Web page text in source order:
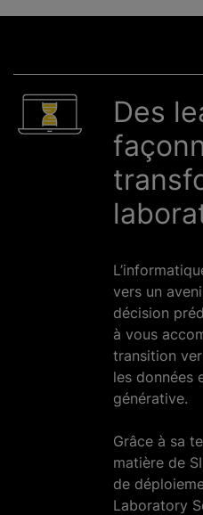
Des
vers un
décision
à vous
transition
les données
générative.
Grâce à sa
matière de
de
Laboratory